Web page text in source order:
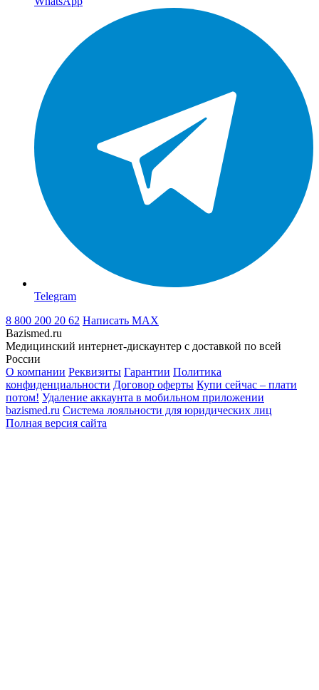
Telegram
8 800 200 20 62 Написать MAX
Bazismed.ru
Медицинский интернет-дискаунтер с доставкой по всей
России
О компании Реквизиты Гарантии Политика
конфиденциальности Договор оферты Купи сейчас – плати
потом! Удаление аккаунта в мобильном приложении
bazismed.ru Система лояльности для юридических лиц
Полная версия сайта